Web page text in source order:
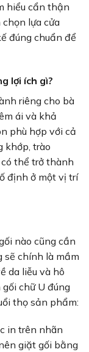
hiểu cẩn thận
lựa cửa
đúng chuẩn để
lợi ích gì?
riêng cho bà
ái và khả
phù hợp với cả
khớp, trào
thể trở thành
định ở một vị trí
nào cũng cần
sẽ chính là mầm
da liễu và hô
chữ U đúng
thọ sản phẩm:
in trên nhãn
giặt gối bằng